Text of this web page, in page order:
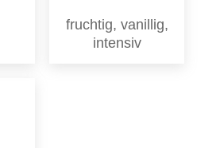
fruchtig, vanillig,
intensiv